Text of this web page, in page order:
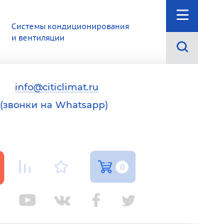
Системы кондиционирования
и вентиляции
info@citiclimat.ru
(звонки на Whatsapp)
0